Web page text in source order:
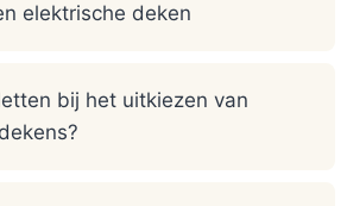
elektrische deken
bij het uitkiezen van